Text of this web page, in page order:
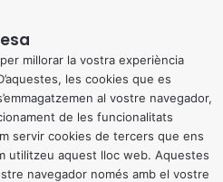
millorar la vostra experiència
les cookies que es
al vostre navegador,
de les funcionalitats
servir cookies de tercers que ens
utilitzeu aquest lloc web. Aquestes
navegador només amb el vostre